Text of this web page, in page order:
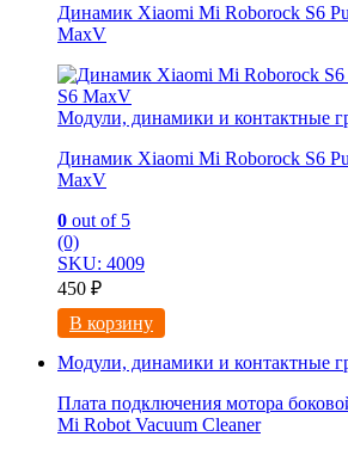
Динамик Xiaomi Mi Roborock S6
MaxV
Модули, динамики и контактные
Динамик Xiaomi Mi Roborock S6
MaxV
0 out of 5
(0)
SKU: 4009
450 ₽
В корзину
Модули, динамики и контактные
Плата подключения мотора
Mi Robot Vacuum Cleaner